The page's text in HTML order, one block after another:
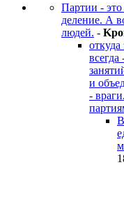
Партии -
деление. А
людей. -
и
-